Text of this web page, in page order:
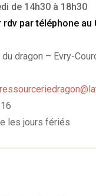
de 14h30 à 18h30
rdv par téléphone au
dragon – Evry-
les jours fériés